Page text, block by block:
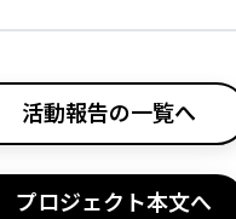
活動報告の一覧へ
プロジェクト本文へ